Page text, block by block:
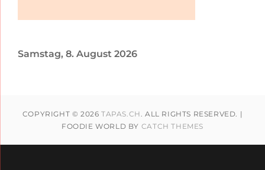
Samstag, 8. August 2026
COPYRIGHT © 2026 TAPAS.CH. ALL RIGHTS RESERVED. |
FOODIE WORLD BY CATCH THEMES